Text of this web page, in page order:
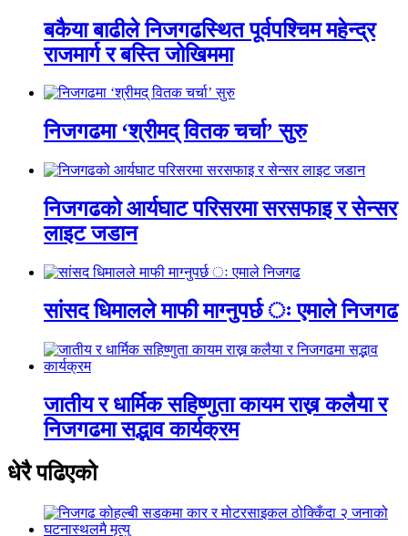
बकैया बाढीले निजगढस्थित पूर्वपश्चिम महेन्द्र
राजमार्ग र बस्ति जोखिममा
निजगढमा ‘श्रीमद् वितक चर्चा’ सुरु
निजगढको आर्यघाट परिसरमा सरसफाइ र सेन्सर
लाइट जडान
सांसद धिमालले माफी माग्नुपर्छ ः एमाले निजगढ
जातीय र धार्मिक सहिष्णुता कायम राख्न कलैया र
निजगढमा सद्भाव कार्यक्रम
धेरै पढिएको